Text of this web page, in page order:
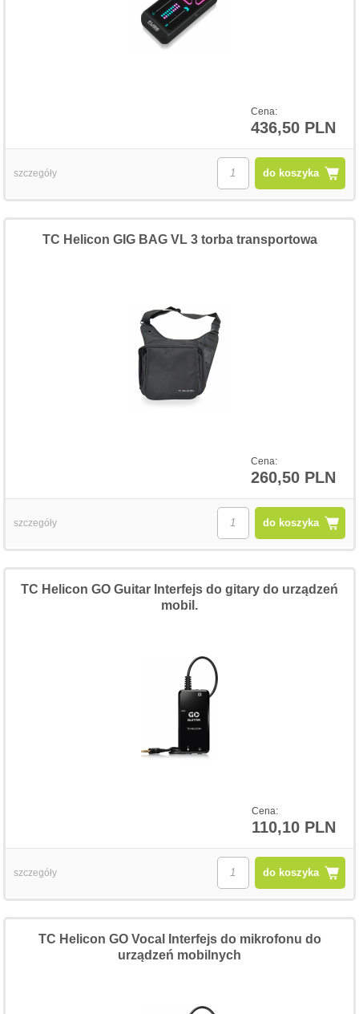
Cena:
436,50 PLN
do koszyka
szczegóły
Cena:
260,50 PLN
TC Helicon GIG BAG VL 3 torba transportowa
do koszyka
szczegóły
Cena:
110,10 PLN
TC Helicon GO Guitar Interfejs do gitary do urządzeń
mobil.
do koszyka
szczegóły
TC Helicon GO Vocal Interfejs do mikrofonu do
urządzeń mobilnych